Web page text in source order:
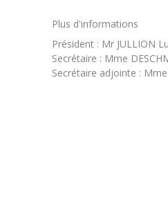
Plus d'informations
Président : Mr JULLION
Secrétaire : Mme
Secrétaire adjointe :